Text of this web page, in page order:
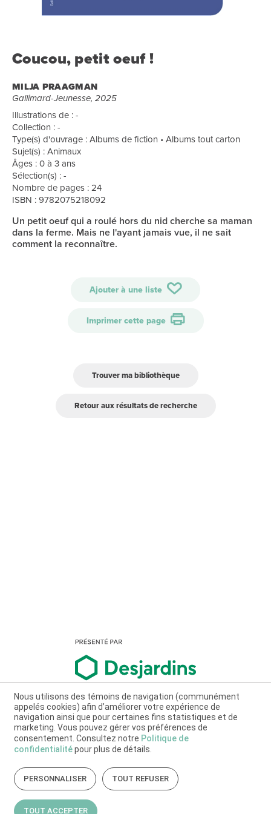
Coucou, petit oeuf !
MILJA PRAAGMAN
Gallimard-Jeunesse, 2025
Illustrations de : -
Collection : -
Type(s) d'ouvrage : Albums de fiction • Albums tout carton
Sujet(s) : Animaux
Âges : 0 à 3 ans
Sélection(s) : -
Nombre de pages : 24
ISBN : 9782075218092
Un petit oeuf qui a roulé hors du nid cherche sa maman
dans la ferme. Mais ne l'ayant jamais vue, il ne sait
comment la reconnaître.
Ajouter à une liste
Imprimer cette page
Trouver ma bibliothèque
Retour aux résultats de recherche
Nous utilisons des témoins de navigation (communément
appelés cookies) afin d’améliorer votre expérience de
navigation ainsi que pour certaines fins statistiques et de
marketing. Vous pouvez gérer vos préférences de
consentement. Consultez notre Politique de
confidentialitépour plus de détails.
PERSONNALISER TOUT REFUSER
TOUT ACCEPTER